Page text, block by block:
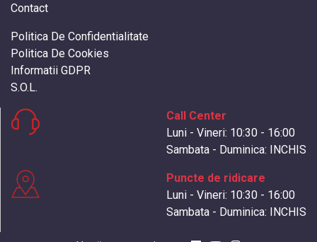
Contact
Politica De Confidentialitate
Politica De Cookies
Informatii GDPR
S.O.L.
Call Center
Luni - Vineri: 10:30 - 16:00
Sambata - Duminica: INCHIS
Puncte de ridicare
Luni - Vineri: 10:30 - 16:00
Sambata - Duminica: INCHIS